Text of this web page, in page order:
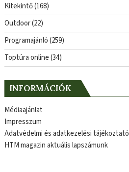
Kitekintő(168)
Outdoor(22)
Programajánló(259)
Toptúra online(34)
INFORMÁCIÓK
Médiaajánlat
Impresszum
Adatvédelmi és adatkezelési tájékoztató
HTM magazin aktuális lapszámunk